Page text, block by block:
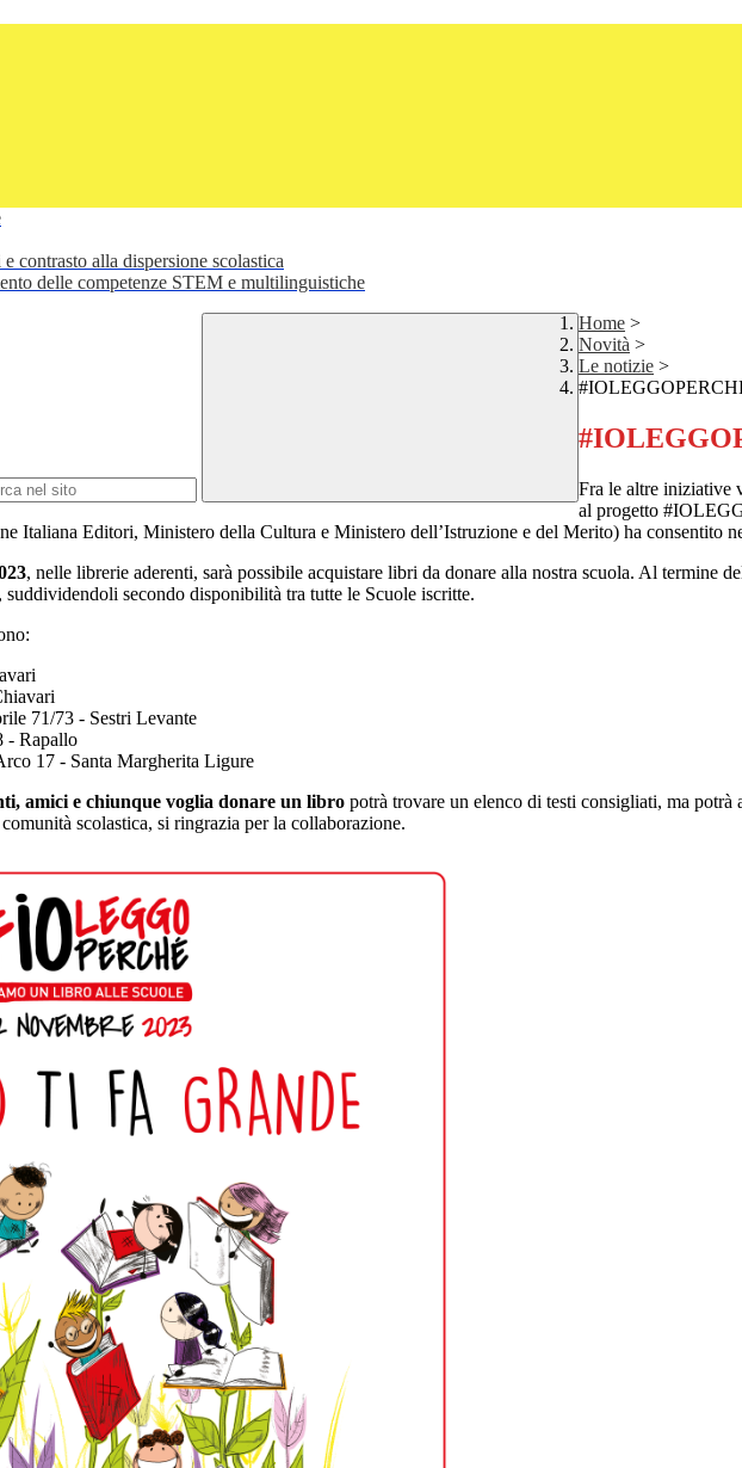
contrasto alla dispersione scolastica
delle competenze STEM e multilinguistiche
Home >
Novità >
Le notizie >
Fra le altre iniziative
al progetto
Italiana Editori, Ministero della Cultura e Ministero dell’Istruzione e del Merito) ha
, nelle librerie aderenti, sarà possibile acquistare libri da donare alla nostra scuola. Al
secondo disponibilità tra tutte le Scuole iscritte.
71/73 - Sestri Levante
- Rapallo
17 - Santa Margherita Ligure
amici e chiunque voglia donare un libro potrà trovare un elenco di testi consigliati, ma potrà
scolastica, si ringrazia per la collaborazione.